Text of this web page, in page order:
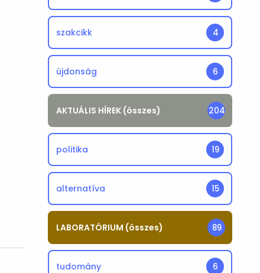
szakcikk 4
újdonság 6
AKTUÁLIS HÍREK (összes) 204
politika 19
alternatíva 15
LABORATÓRIUM (összes) 89
tudomány 6